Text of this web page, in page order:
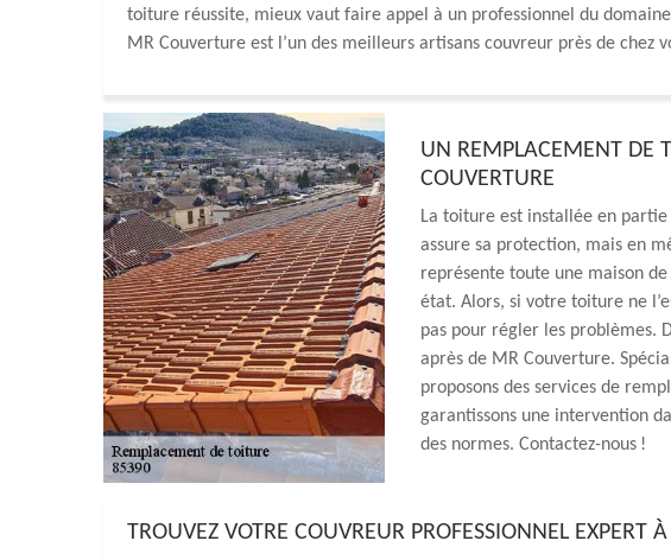
toiture réussite, mieux vaut faire appel à un professionnel du
MR Couverture est l’un des meilleurs artisans couvreur près de chez
UN REMPLACEMENT DE
COUVERTURE
La toiture est installée en partie
assure sa protection, mais en
représente toute une maison
état. Alors, si votre toiture ne
pas pour régler les problèmes.
après de MR Couverture.
proposons des services de
garantissons une intervention
des normes. Contactez-nous !
TROUVEZ VOTRE COUVREUR PROFESSIONNEL EXPERT